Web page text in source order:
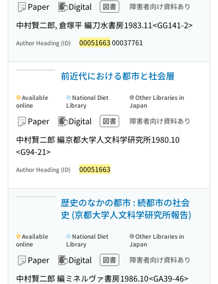
Paper Digital 図書 障害者向け資料あり
中村賢二郎, 倉塚平 編刀水書房1983.11<GG141-2>
Author Heading (ID) 00051663 00037761
前近代における都市と社会層
Paper Digital 図書 障害者向け資料あり
中村賢二郎 編京都大学人文科学研究所1980.10
<G94-21>
Available
online
National Diet
Library
Other Libraries in
Japan
Author Heading (ID) 00051663
歴史のなかの都市 : 続都市の社会
史 (京都大学人文科学研究所報告)
Paper Digital 図書 障害者向け資料あり
中村賢二郎 編ミネルヴァ書房1986.10<GA39-46>
Available
online
National Diet
Library
Other Libraries in
Japan